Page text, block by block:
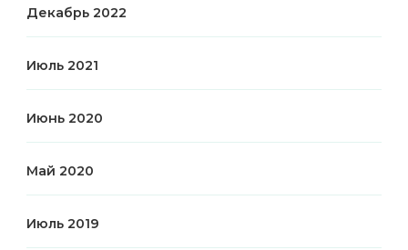
Декабрь 2022
Июль 2021
Июнь 2020
Май 2020
Июль 2019